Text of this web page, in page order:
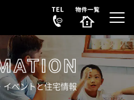
ベントと住宅情報